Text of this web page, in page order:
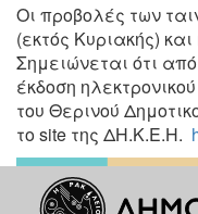
Οι προβολές των
(εκτός Κυριακής)
Σημειώνεται ότι
έκδοση
του Θερινού
το site της ΔΗ.Κ.Ε.Η.